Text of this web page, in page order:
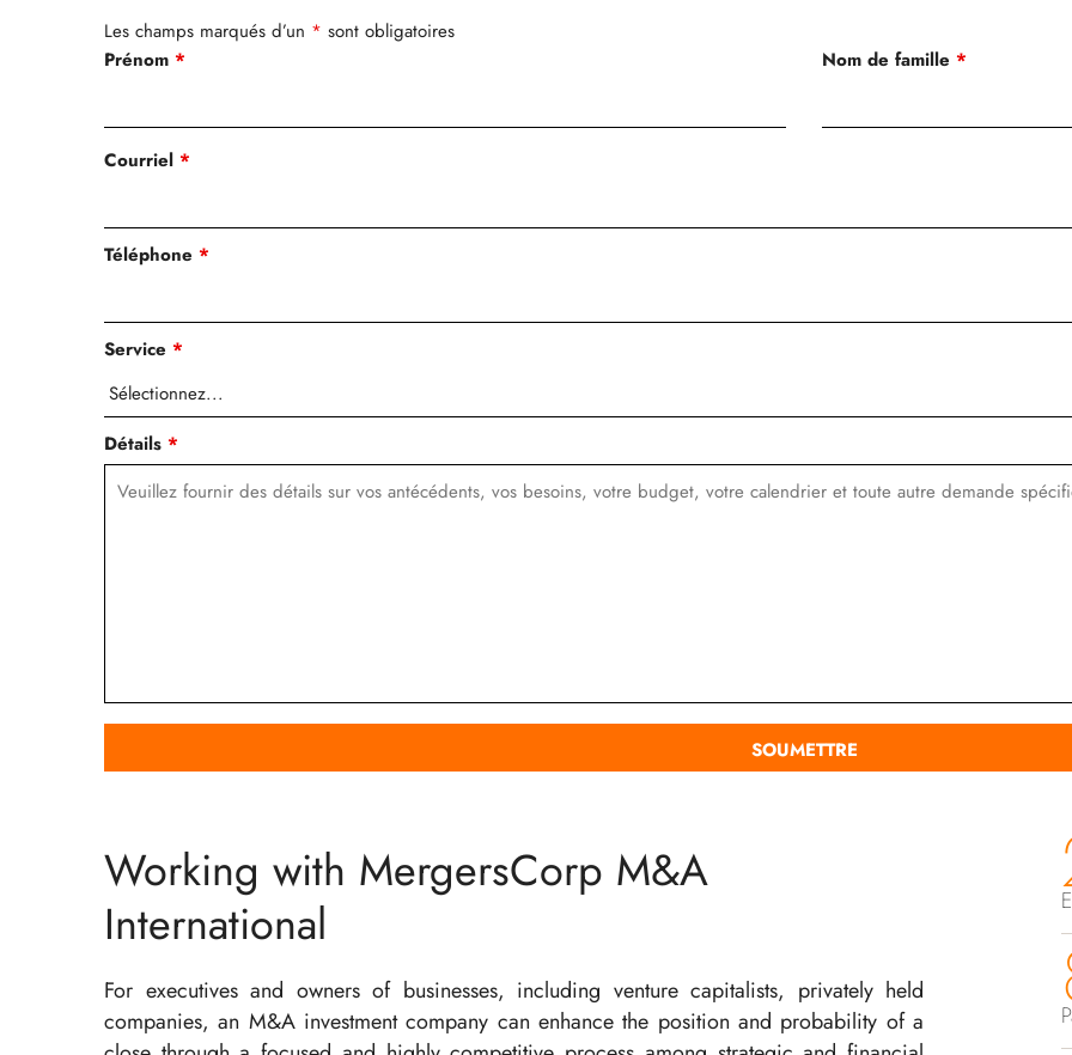
Les champs marqués d’un * sont obligatoires
Prénom * Nom de famille *
Courriel *
Téléphone *
Service *
Détails *
Working with MergersCorp M&A
International
For executives and owners of businesses, including venture capitalists, privately held
companies, an M&A investment company can enhance the position and probability of a